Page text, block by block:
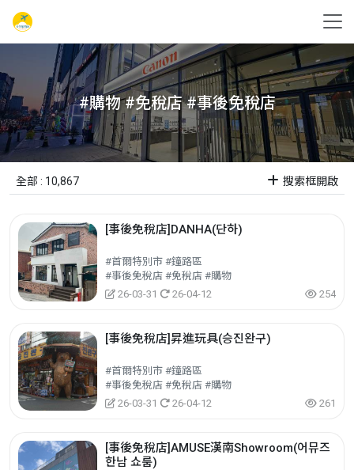
#購物 #免稅店 #事後免稅店
全部 : 10,867 搜索框開啟
[事後免稅店]DANHA(단하)
#首爾特別市 #鐘路區
#事後免稅店 #免稅店 #購物
26-03-31
26-04-12 254
[事後免稅店]昇進玩具(승진완구)
#首爾特別市 #鐘路區
#事後免稅店 #免稅店 #購物
26-03-31
26-04-12 261
[事後免稅店]AMUSE漢南Showroom(어뮤즈
한남 쇼룸)